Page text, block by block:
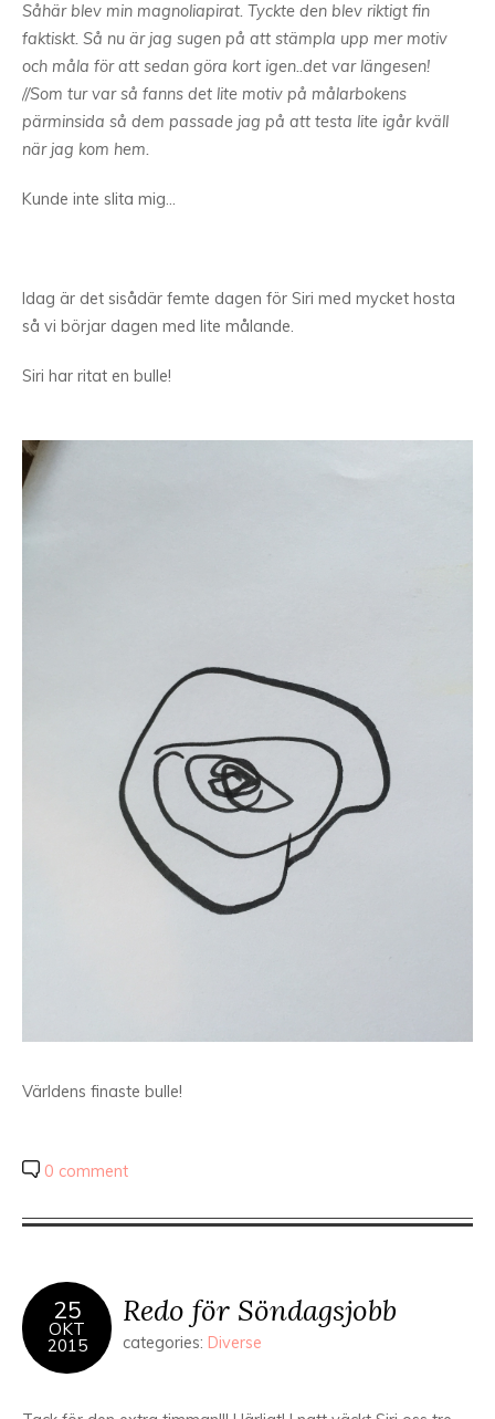
Såhär blev min magnoliapirat. Tyckte den blev riktigt fin
faktiskt. Så nu är jag sugen på att stämpla upp mer motiv
och måla för att sedan göra kort igen..det var längesen!
//Som tur var så fanns det lite motiv på målarbokens
pärminsida så dem passade jag på att testa lite igår kväll
när jag kom hem.
Kunde inte slita mig…
Idag är det sisådär femte dagen för Siri med mycket hosta
så vi börjar dagen med lite målande.
Siri har ritat en bulle!
Världens finaste bulle!
0 comment
25
OKT
2015
Redo för Söndagsjobb
categories: Diverse